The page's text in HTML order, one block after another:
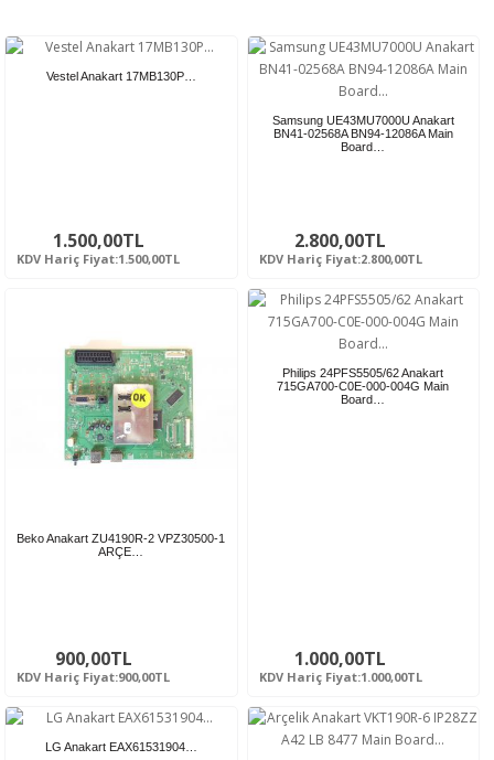
Vestel Anakart 17MB130P…
1.500,00TL
KDV Hariç Fiyat:1.500,00TL
Samsung UE43MU7000U Anakart
BN41-02568A BN94-12086A Main
Board…
2.800,00TL
KDV Hariç Fiyat:2.800,00TL
Beko Anakart ZU4190R-2 VPZ30500-1
ARÇE…
900,00TL
KDV Hariç Fiyat:900,00TL
Philips 24PFS5505/62 Anakart
715GA700-C0E-000-004G Main
Board…
1.000,00TL
KDV Hariç Fiyat:1.000,00TL
LG Anakart EAX61531904…